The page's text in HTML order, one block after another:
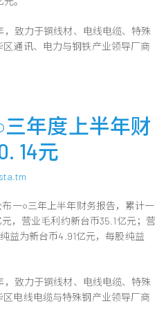
致力于铜线材、电线电缆、特殊
通讯、电力与钢铁产业领导厂商
年度上半年财
14元
一○三年上半年财务报告，累计一
，营业毛利约新台币35.1亿元；营
益为新台币4.91亿元，每股纯益
致力于铜线材、电线电缆、特殊
电线电缆与特殊钢产业领导厂商